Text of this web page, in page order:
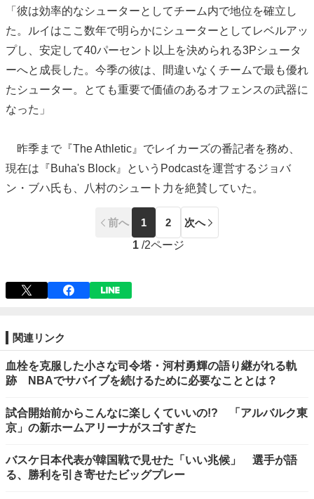
「彼は効率的なシューターとしてチーム内で地位を確立し
た。ルイはここ数年で明らかにシューターとしてレベルアッ
プし、安定して40パーセント以上を決められる3Pシュータ
ーへと成長した。今季の彼は、間違いなくチームで最も優れ
たシューター。とても重要で価値のあるオフェンスの武器に
なった」
昨季まで『The Athletic』でレイカーズの番記者を務め、
現在は『Buha's Block』というPodcastを運営するジョバ
ン・ブハ氏も、八村のシュート力を絶賛していた。
前へ 1 2
次へ
1 /2ページ
関連リンク
血栓を克服した小さな司令塔・河村勇輝の語り継がれる軌
跡 NBAでサバイブを続けるために必要なこととは？
試合開始前からこんなに楽しくていいの!? 「アルバルク東
京」の新ホームアリーナがスゴすぎた
バスケ日本代表が韓国戦で見せた「いい兆候」 選手が語
る、勝利を引き寄せたビッグプレー